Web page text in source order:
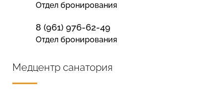
Отдел бронирования
8 (961) 976-62-49
Отдел бронирования
Медцентр санатория